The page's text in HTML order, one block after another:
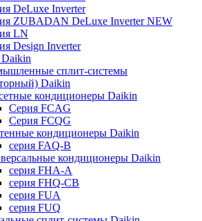
DeLuxe Inverter
ZUBADAN DeLuxe Inverter NEW
LN
Design Inverter
сплит-системы
Daikin
кондиционеры Daikin
Серия FCAG
Серия FCQG
кондиционеры Daikin
серия FAQ-B
кондиционеры Daikin
серия FHA-A
серия FHQ-CB
серия FUA
серия FUQ